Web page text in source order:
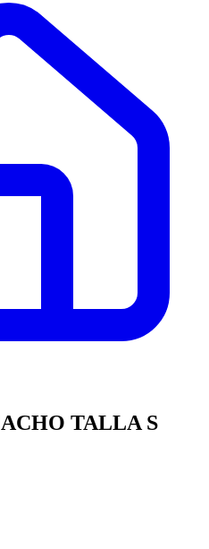
TALLA S